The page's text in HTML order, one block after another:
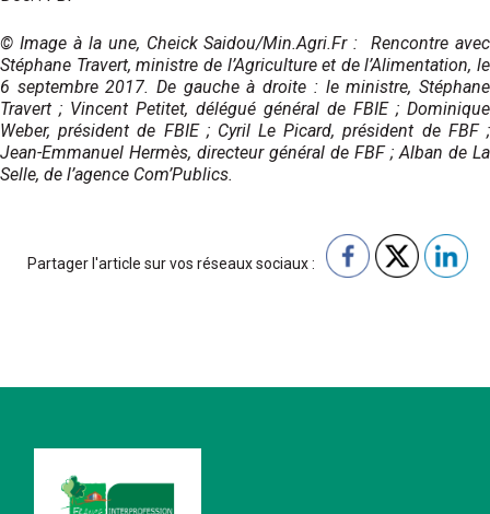
© Image à la une, Cheick Saidou/Min.Agri.Fr : Rencontre avec
Stéphane Travert, ministre de l’Agriculture et de l’Alimentation, le
6 septembre 2017. De gauche à droite : le ministre, Stéphane
Travert ; Vincent Petitet, délégué général de FBIE ; Dominique
Weber, président de FBIE ; Cyril Le Picard, président de FBF ;
Jean-Emmanuel Hermès, directeur général de FBF ; Alban de La
Selle, de l’agence Com’Publics.
Partager l'article sur vos réseaux sociaux :